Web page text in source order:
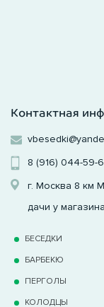
Контактная
8 (916) 044-59-
г. Москва 8 км
дачи у
БЕСЕДКИ
БАРБЕКЮ
ПЕРГОЛЫ
КОЛОДЦЫ